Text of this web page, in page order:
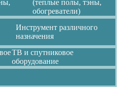
(теплые полы, тэны,
обогреватели)
Инструмент различного
назначения
ТВ и спутниковое
оборудование